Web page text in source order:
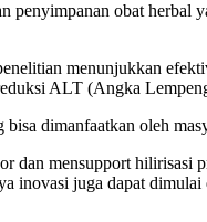
obat
menunjukkan
ALT (Angka
dimanfaatkan oleh
dan mensupport
inovasi juga dapat